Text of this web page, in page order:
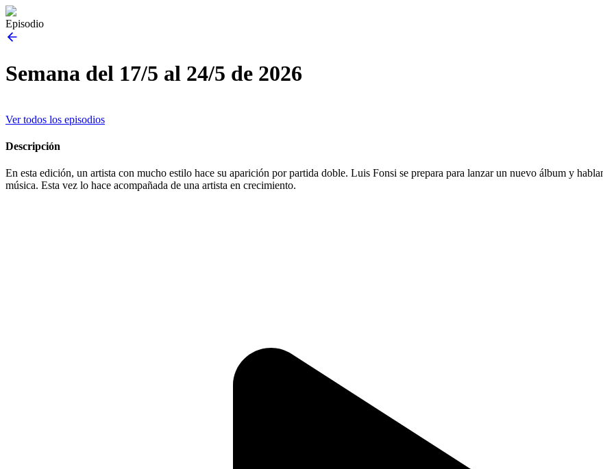
Episodio
Semana del 17/5 al 24/5 de 2026
Ver todos los episodios
Descripción
En esta edición, un artista con mucho estilo hace su aparición por partida doble. Luis Fonsi se prepara para lanzar un nuevo álbum y
música. Esta vez lo hace acompañada de una artista en crecimiento.